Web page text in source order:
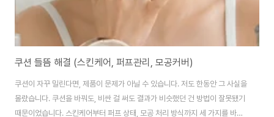
쿠션 들뜸 해결 (스킨케어, 퍼프관리, 모공커버)
쿠션이 자꾸 밀린다면, 제품이 문제가 아닐 수 있습니다. 저도 한동안 그 사실을
몰랐습니다. 쿠션을 바꿔도, 비싼 걸 써도 결과가 비슷했던 건 방법이 잘못됐기
때문이었습니다. 스킨케어부터 퍼프 상태, 모공 처리 방식까지 세 가지를 바꾸